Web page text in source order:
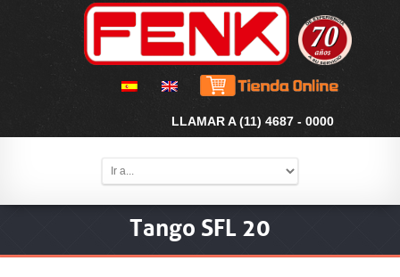
LLAMAR A (11) 4687 - 0000
Tango SFL 20